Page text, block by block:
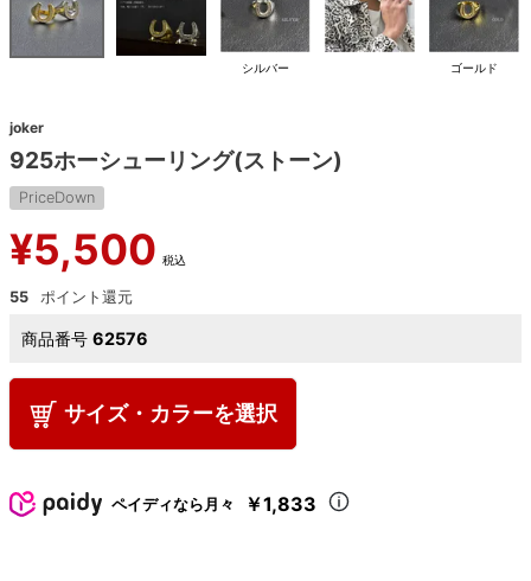
シルバー ゴールド
joker
925ホーシューリング(ストーン)
PriceDown
¥5,500 税込
55
商品番号 62576
サイズ・カラーを選択
ペイディなら月々 ￥1,833